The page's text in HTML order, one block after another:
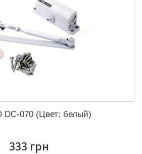
DC-070 (Цвет: белый)
333 грн